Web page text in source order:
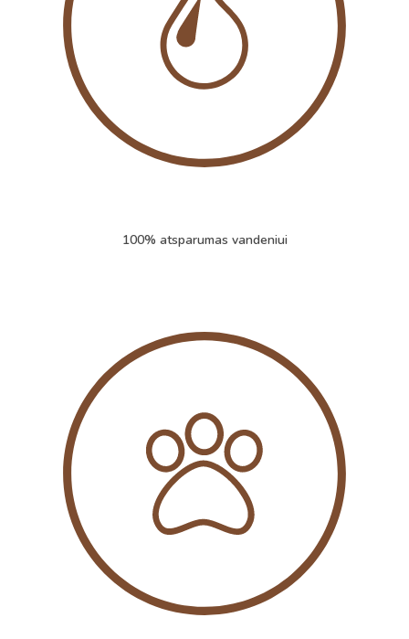
100% atsparumas vandeniui